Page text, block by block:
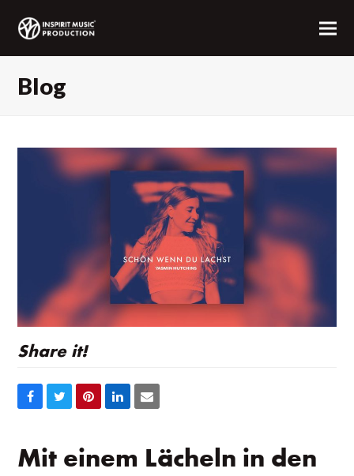
Blog
Share it!
Auf
teilen
Auf
teilen
Auf
Auf
teilen
Share
Email
Mit einem Lächeln in den